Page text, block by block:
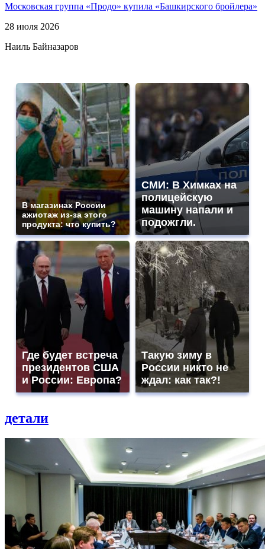
Московская группа «Продо» купила «Башкирского бройлера»
28 июля 2026
Наиль Байназаров
В магазинах России
ажиотаж из-за этого
продукта: что купить?
СМИ: В Химках на
полицейскую
машину напали и
подожгли.
Где будет встреча
президентов США
и России: Европа?
Такую зиму в
России никто не
ждал: как так?!
детали